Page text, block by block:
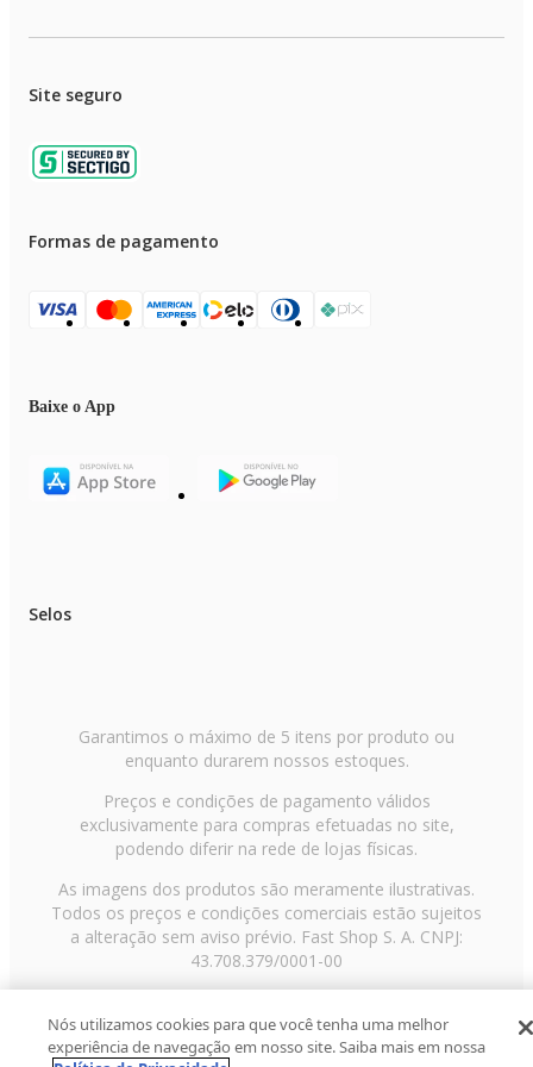
Site seguro
Formas de pagamento
Baixe o App
Selos
Garantimos o máximo de 5 itens por produto ou
enquanto durarem nossos estoques.
Preços e condições de pagamento válidos
exclusivamente para compras efetuadas no site,
podendo diferir na rede de lojas físicas.
As imagens dos produtos são meramente ilustrativas.
Todos os preços e condições comerciais estão sujeitos
a alteração sem aviso prévio. Fast Shop S. A. CNPJ:
43.708.379/0001-00
Paulo/SP, CEP 02029-001, Telefone: 11 3003-3728 ©
2013 Fast Shop - Todos os direitos reservadosRF
Nós utilizamos cookies para que você tenha uma melhor
experiência de navegação em nosso site. Saiba mais em nossa